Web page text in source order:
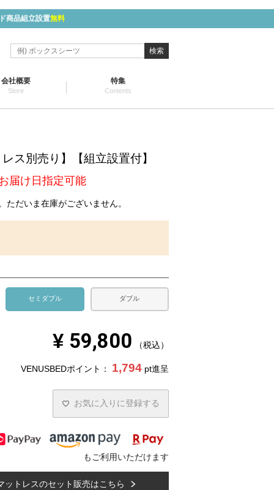
商品組立設置無料
検索
会社概要
Store
特集
Contents
ス別売り】【組立設置付】
け日指定可能
ただいま在庫がございません。
セミダブル ダブル
¥ 59,800 税込
VENUSBEDポイント： 1,794 pt進呈
お気に入りに登録する
もご利用いただけます
ットレスのセット販売はこちら